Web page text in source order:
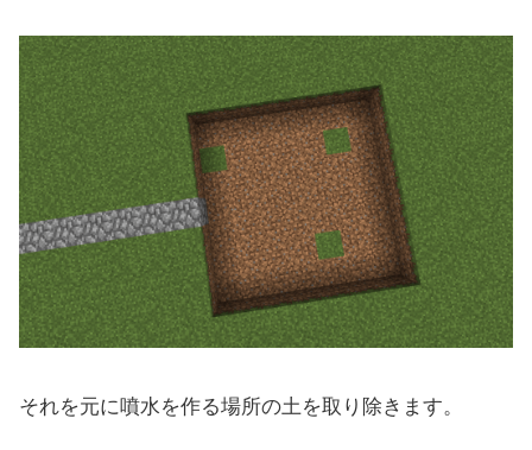
それを元に噴水を作る場所の土を取り除きます。